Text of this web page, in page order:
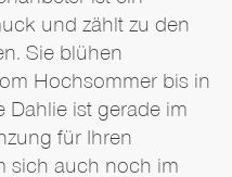
und zählt zu den
Sie blühen
Hochsommer bis in
Dahlie ist gerade im
für Ihren
sich auch noch im